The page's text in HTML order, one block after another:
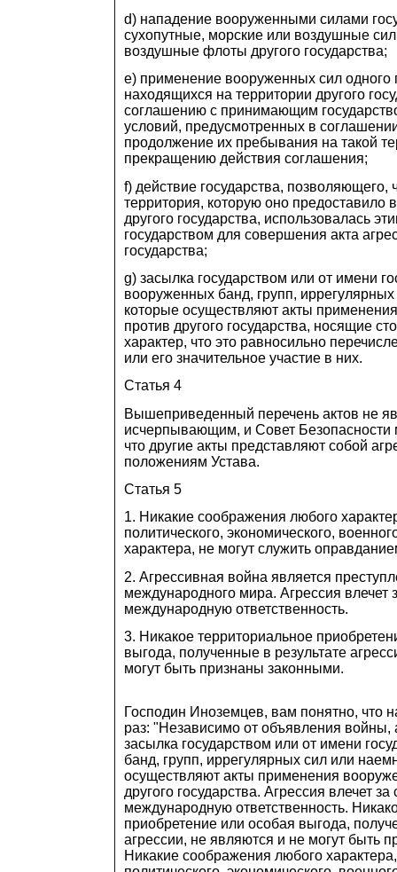
d) нападение вооруженными силами
сухопутные, морские или воздушные
воздушные флоты другого государства;
e) применение вооруженных сил одного
находящихся на территории другого
соглашению с принимающим
условий, предусмотренных в
продолжение их пребывания на такой
прекращению действия соглашения;
f) действие государства, позволяющего,
территория, которую оно предоставило
другого государства, использовалась
государством для совершения акта
государства;
g) засылка государством или от имени
вооруженных банд, групп,
которые осуществляют акты
против другого государства, носящие
характер, что это равносильно
или его значительное участие в них.
Статья 4
Вышеприведенный перечень актов не
исчерпывающим, и Совет Безопасности
что другие акты представляют собой
положениям Устава.
Статья 5
1. Никакие соображения любого
политического, экономического,
характера, не могут служить
2. Агрессивная война является
международного мира. Агрессия влечет
международную ответственность.
3. Никакое территориальное
выгода, полученные в результате
могут быть признаны законными.
Господин Иноземцев, вам понятно, что
раз: "Независимо от объявления войны,
засылка государством или от имени
банд, групп, иррегулярных сил или
осуществляют акты применения
другого государства. Агрессия влечет за
международную ответственность.
приобретение или особая выгода,
агрессии, не являются и не могут быть
Никакие соображения любого